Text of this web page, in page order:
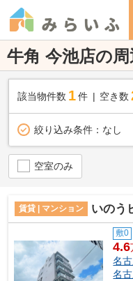
牛角 今池店の
該当物件数 1件 空き数
絞り込み条件： なし
空室のみ
賃貸 | マンション いのう
敷0
4.6
名
名